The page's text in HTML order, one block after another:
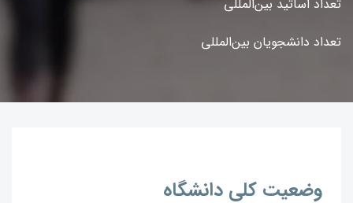
تعداد اساتید بین‌المللی
تعداد دانشجویان بین‌المللی
وضعیت کلی دانشگاه